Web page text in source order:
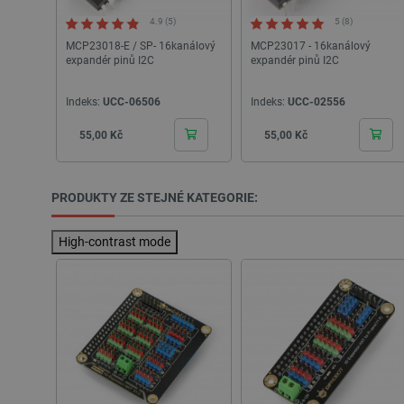
4.9 (5)
MCP23018-E / SP- 16kanálový
expandér pinů I2C
Indeks: UCC-06506
Cena
55,00 Kč
5 (8)
MCP23017 - 16kanálový
expandér pinů I2C
Indeks: UCC-02556
Cena
55,00 Kč
PRODUKTY ZE STEJNÉ KATEGORIE:
High-contrast mode
__cf_bm
PHPSESSID
_lb
critAccountId
Storage declaration